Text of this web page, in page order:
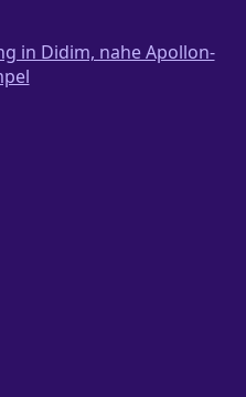
in Didim, nahe Apollon-